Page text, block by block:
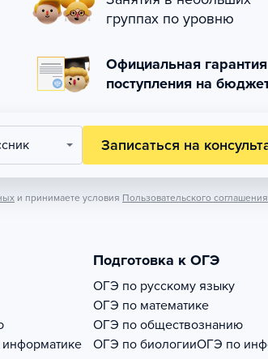
группах по уровню
Официальная гарантия
поступления на
Записаться на
и принимаете условия Пользовательского
Подготовка к ОГЭ
ОГЭ по русскому языку
ОГЭ по математике
ОГЭ по обществознанию
ОГЭ по биологииОГЭ по